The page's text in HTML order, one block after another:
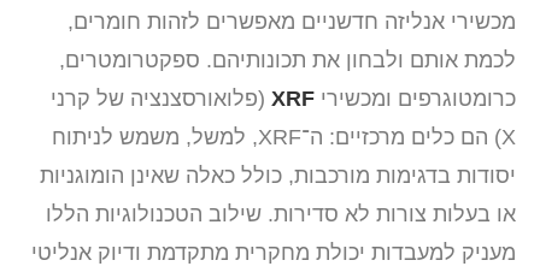
מכשירי אנליזה חדשניים מאפשרים לזהות חומרים,
לכמת אותם ולבחון את תכונותיהם. ספקטרומטרים,
כרומטוגרפים ומכשירי XRF (פלואורסצנציה של קרני
X) הם כלים מרכזיים: ה־XRF, למשל, משמש לניתוח
יסודות בדגימות מורכבות, כולל כאלה שאינן הומוגניות
או בעלות צורות לא סדירות. שילוב הטכנולוגיות הללו
מעניק למעבדות יכולת מחקרית מתקדמת ודיוק אנליטי